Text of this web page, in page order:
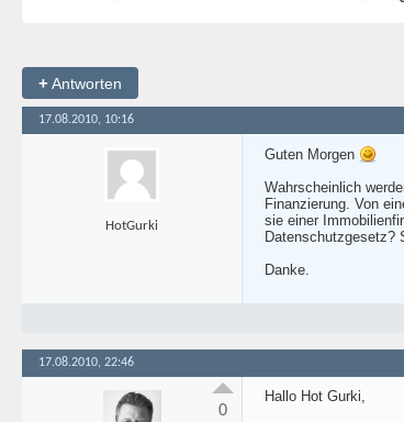
+Antworten
17.08.2010, 10:16
HotGurki
Guten Morgen
Wahrscheinlich
Finanzierung. Von
sie einer
Datenschutzgesetz?
Danke.
17.08.2010, 22:46
0
Hallo Hot Gurki,